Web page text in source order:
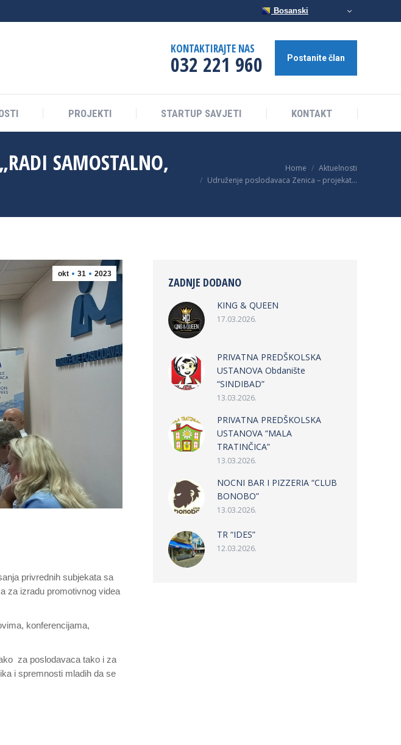
Bosanski
KONTAKTIRAJTE NAS
032 221 960 Postanite član
PROJEKTI STARTUP SAVJETI KONTAKT
SAMOSTALNO,
Home
Aktuelnosti
Udruženje poslodavaca Zenica – projekat…
okt 31 2023
privrednih subjekata sa
za izradu promotivnog videa
konferencijama,
za poslodavaca tako i za
i spremnosti mladih da se
ZADNJE DODANO
KING & QUEEN
17.03.2026.
PRIVATNA PREDŠKOLSKA
USTANOVA Obdanište
“SINDIBAD”
13.03.2026.
PRIVATNA PREDŠKOLSKA
USTANOVA “MALA
TRATINČICA”
13.03.2026.
NOCNI BAR I PIZZERIA “CLUB
BONOBO”
13.03.2026.
TR “IDES”
12.03.2026.
PROJEKTI STARTUP SAVJETI KONTAKT